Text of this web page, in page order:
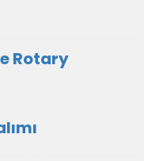
Rotary